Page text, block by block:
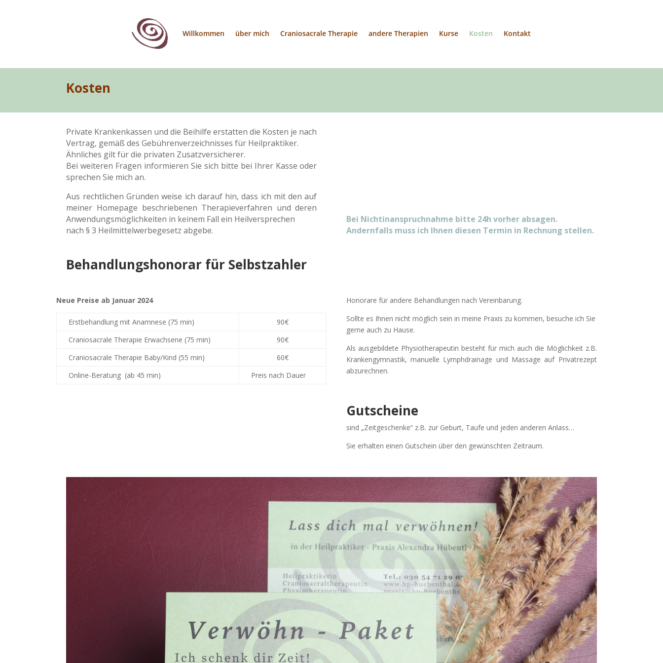
Willkommen über mich Craniosacrale Therapie andere Therapien Kurse Kosten Kontakt
Kosten
Private Krankenkassen und die Beihilfe erstatten die Kosten je nach
Vertrag, gemäß des Gebührenverzeichnisses für Heilpraktiker.
Ähnliches gilt für die privaten Zusatzversicherer.
Bei weiteren Fragen informieren Sie sich bitte bei Ihrer Kasse oder
sprechen Sie mich an.
Aus rechtlichen Gründen weise ich darauf hin, dass ich mit den auf
meiner Homepage beschriebenen Therapieverfahren und deren
Anwendungsmöglichkeiten in keinem Fall ein Heilversprechen
nach § 3 Heilmittelwerbegesetz abgebe.
Bei Nichtinanspruchnahme bitte 24h vorher absagen.
Andernfalls muss ich Ihnen diesen Termin in Rechnung stellen.
Behandlungshonorar für Selbstzahler
Neue Preise ab Januar 2024
Erstbehandlung mit Anamnese (75 min)
90€
Craniosacrale Therapie Erwachsene (75 min)
90€
Craniosacrale Therapie Baby/Kind (55 min)
60€
Online-Beratung (ab 45 min)
Preis nach Dauer
Honorare für andere Behandlungen nach Vereinbarung.
Sollte es Ihnen nicht möglich sein in meine Praxis zu kommen, besuche ich Sie
gerne auch zu Hause.
Als ausgebildete Physiotherapeutin besteht für mich auch die Möglichkeit z.B.
Krankengymnastik, manuelle Lymphdrainage und Massage auf Privatrezept
abzurechnen.
Gutscheine
sind „Zeitgeschenke“ z.B. zur Geburt, Taufe und jeden anderen Anlass…
Sie erhalten einen Gutschein über den gewünschten Zeitraum.